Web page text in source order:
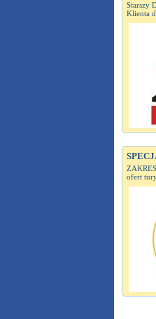
Starszy
Klienta
ofert